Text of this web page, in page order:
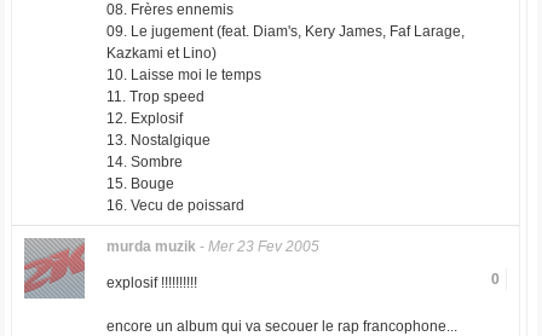
08. Frères ennemis
09. Le jugement (feat. Diam's, Kery James, Faf Larage,
Kazkami et Lino)
10. Laisse moi le temps
11. Trop speed
12. Explosif
13. Nostalgique
14. Sombre
15. Bouge
16. Vecu de poissard
murda muzik- Mer 23 Fev 2005
0
explosif !!!!!!!!!!
encore un album qui va secouer le rap francophone...